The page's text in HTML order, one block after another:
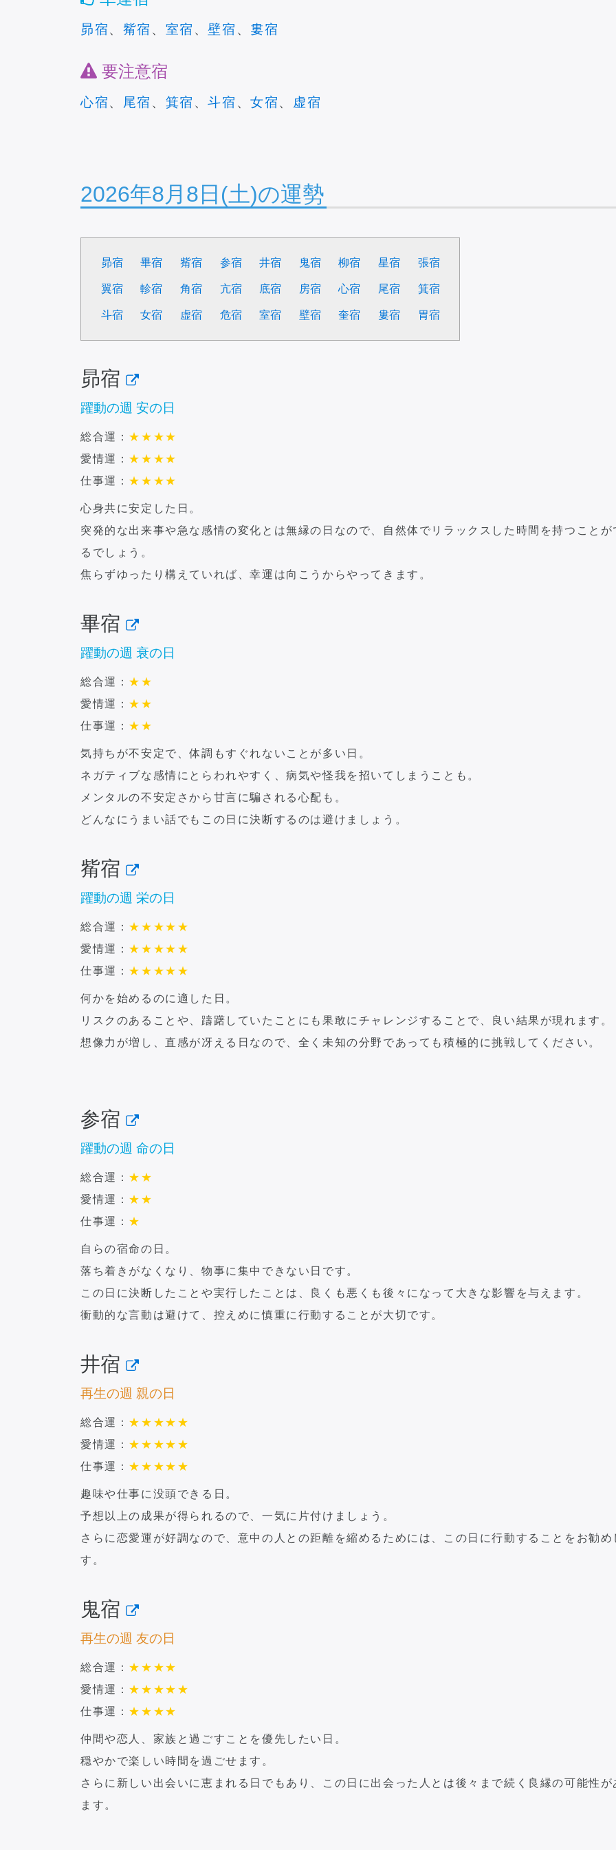
昴宿、 觜宿 、 室宿 、壁宿 、 婁宿
要注意宿
心宿、 尾宿 、 箕宿 、斗宿 、女宿、 虚宿
2026年8月8日(土)の運勢
昴宿 畢宿 觜宿 参宿 井宿 鬼宿 柳宿 星宿 張宿
翼宿 軫宿 角宿 亢宿 底宿 房宿 心宿 尾宿 箕宿
斗宿 女宿 虚宿 危宿 室宿 壁宿 奎宿 婁宿 胃宿
昴宿
躍動の週 安の日
総合運： ★ ★ ★★
愛情運： ★ ★ ★★
仕事運： ★ ★ ★★
心身共に安定した日。
突発的な出来事や急な感情の変化とは無縁の日なので、自然体でリラックスした時間を持つことが
るでしょう。
焦らずゆったり構えていれば、幸運は向こうからやってきます。
畢宿
躍動の週 衰の日
総合運： ★ ★
愛情運： ★ ★
仕事運： ★ ★
気持ちが不安定で、体調もすぐれないことが多い日。
ネガティブな感情にとらわれやすく、病気や怪我を招いてしまうことも。
メンタルの不安定さから甘言に騙される心配も。
どんなにうまい話でもこの日に決断するのは避けましょう。
觜宿
躍動の週 栄の日
総合運： ★ ★ ★★ ★
愛情運： ★ ★ ★★ ★
仕事運： ★ ★ ★★ ★
何かを始めるのに適した日。
リスクのあることや、躊躇していたことにも果敢にチャレンジすることで、良い結果が現れます。
想像力が増し、直感が冴える日なので、全く未知の分野であっても積極的に挑戦してください。
参宿
躍動の週 命の日
総合運： ★ ★
愛情運： ★ ★
仕事運： ★
自らの宿命の日。
落ち着きがなくなり、物事に集中できない日です。
この日に決断したことや実行したことは、良くも悪くも後々になって大きな影響を与えます。
衝動的な言動は避けて、控えめに慎重に行動することが大切です。
井宿
再生の週 親の日
総合運： ★ ★ ★★ ★
愛情運： ★ ★ ★★ ★
仕事運： ★ ★ ★★ ★
趣味や仕事に没頭できる日。
予想以上の成果が得られるので、一気に片付けましょう。
さらに恋愛運が好調なので、意中の人との距離を縮めるためには、この日に行動することをお勧め
す。
鬼宿
再生の週 友の日
総合運： ★ ★ ★★
愛情運： ★ ★ ★★ ★
仕事運： ★ ★ ★★
仲間や恋人、家族と過ごすことを優先したい日。
穏やかで楽しい時間を過ごせます。
さらに新しい出会いに恵まれる日でもあり、この日に出会った人とは後々まで続く良縁の可能性が
ます。